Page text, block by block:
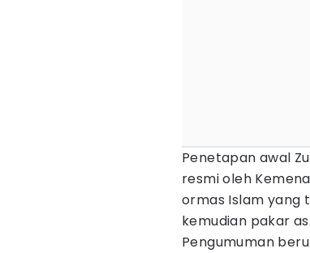
Penetapan awal
resmi oleh
ormas Islam yang
kemudian pakar
Pengumuman